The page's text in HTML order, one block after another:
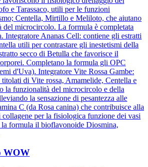
e Tarassaco, utili per le funzioni
Centella, Mirtillo e Meliloto, che aiutano
del microcircolo. La formula è completata
Integratore Ananas Cell: contiene gli estratti
utili per contrastare gli inestetismi della
secco di Betulla che favorisce il
Completano la formula gli OPC
d'Uva). Integratore Vite Rossa Gambe:
titolati di Vite rossa, Amamelide, Centella e
la funzionalità del microcircolo e della
la sensazione di pesantezza alle
C (da Rosa canina) che contribuisce alla
per la fisiologica funzione dei vasi
formula il bioflavonoide Diosmina,
WOW